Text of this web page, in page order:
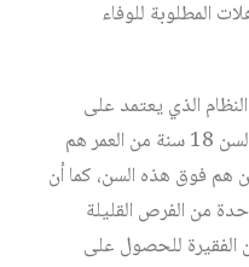
المطلوبة للوفاء
الذي يعتمد على
الخدمة التطوعية للأشخاص دون السن 18 سنة من العمر هم
هم فوق هذه السن، كما أن
من الفرص القليلة
الفقيرة للحصول على